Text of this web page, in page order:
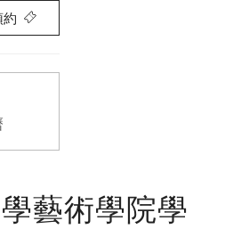
藝術學院學